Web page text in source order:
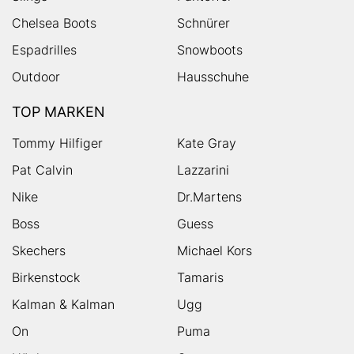
Chelsea Boots
Schnürer
Espadrilles
Snowboots
Outdoor
Hausschuhe
TOP MARKEN
Tommy Hilfiger
Kate Gray
Pat Calvin
Lazzarini
Nike
Dr.Martens
Boss
Guess
Skechers
Michael Kors
Birkenstock
Tamaris
Kalman & Kalman
Ugg
On
Puma